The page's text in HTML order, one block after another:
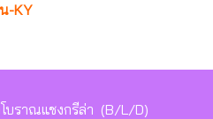
-KY
โบราณแชงกรีล่า (B/L/D)